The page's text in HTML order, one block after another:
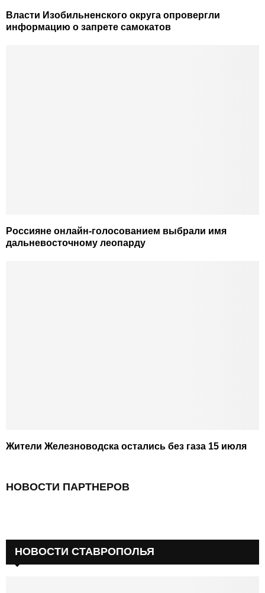
Власти Изобильненского округа опровергли
информацию о запрете самокатов
Россияне онлайн-голосованием выбрали имя
дальневосточному леопарду
Жители Железноводска остались без газа 15 июля
НОВОСТИ ПАРТНЕРОВ
НОВОСТИ СТАВРОПОЛЬЯ